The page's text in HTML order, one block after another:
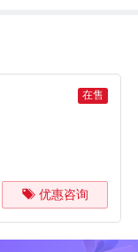
在售
优惠咨询